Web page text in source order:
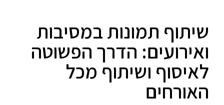
שיתוף תמונות במסיבות
ואירועים: הדרך הפשוטה
לאיסוף ושיתוף מכל
האורחים